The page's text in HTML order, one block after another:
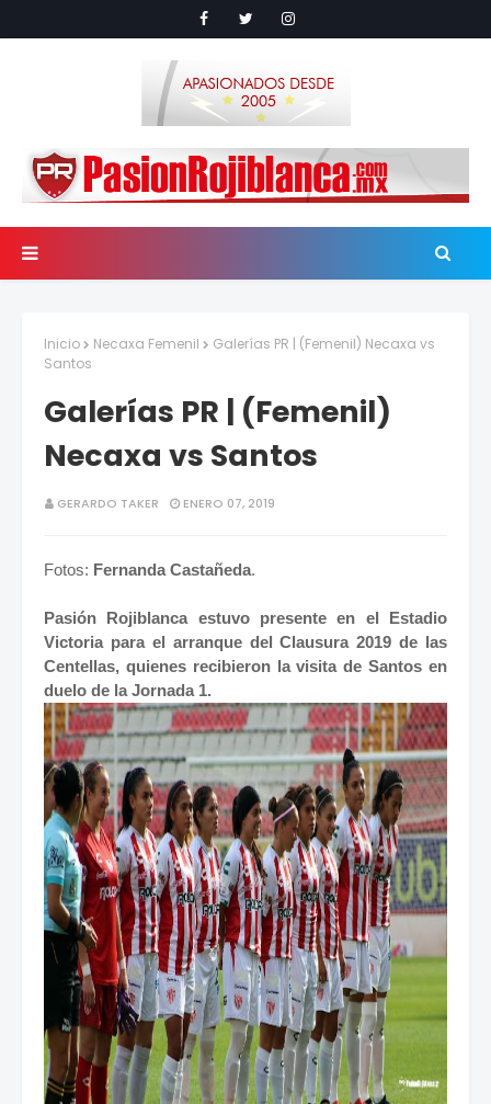
Inicio Necaxa Femenil
Galerías PR | (Femenil) Necaxa vs
Santos
Galerías PR | (Femenil)
Necaxa vs Santos
GERARDO TAKER ENERO 07, 2019
Fotos: Fernanda Castañeda.
Pasión Rojiblanca estuvo presente en el Estadio
Victoria para el arranque del Clausura 2019 de las
Centellas, quienes recibieron la visita de Santos en
duelo de la Jornada 1.